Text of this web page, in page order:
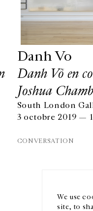
We use
site, to
Danh Vo
Danh Võ en
Joshua
South London
3 octobre 2019 —
CONVERSATION